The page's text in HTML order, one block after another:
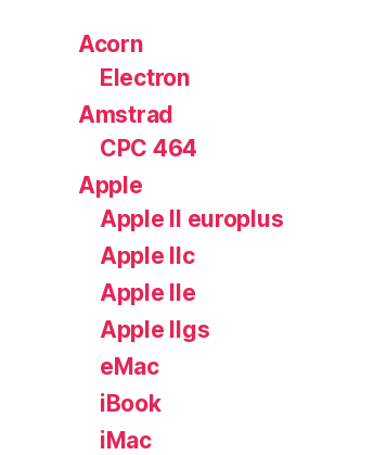
Acorn
Electron
Amstrad
CPC 464
Apple
Apple II europlus
Apple IIc
Apple IIe
Apple IIgs
eMac
iBook
iMac